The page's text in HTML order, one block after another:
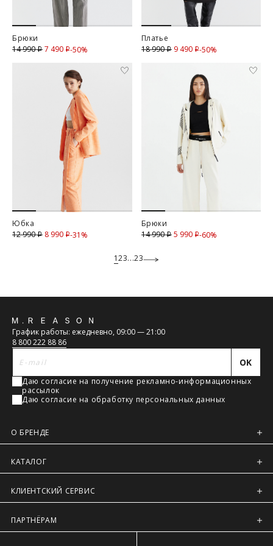
Брюки
14 990i 7 490 iСкидка
-50%
Платье
18 990i 9 490 iСкидка
-50%
Юбка
12 990i 8 990 iСкидка
-31%
Брюки
14 990i 5 990 iСкидка
-60%
123...23
Обратная
связь
График работы: ежедневно, 09:00 — 21:00
8 800 222 88 86
OK
Даю согласие на получение рекламно-информационных
рассылок
Даю согласие на обработку персональных данных
О БРЕНДЕ
КАТАЛОГ
КЛИЕНТСКИЙ СЕРВИС
ПАРТНЁРАМ